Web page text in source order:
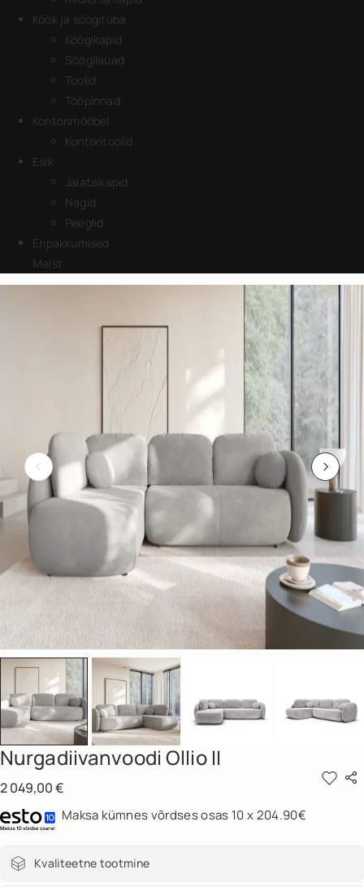
Köök ja söögituba
Köögikapid
Söögilauad
Toolid
Tööpinnad
Kontorimööbel
Kontoritoolid
Esik
Jalatsikapid
Nagid
Peeglid
Eripakkumised
Meist
Nurgadiivanvoodi Ollio II
2 049,00€
Maksa kümnes võrdses osas 10 x 204.90€
Kvaliteetne tootmine